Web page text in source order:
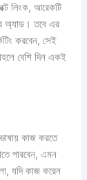
লিংক, আরেকটি
অ্যাড। তবে এর
করবেন, সেই
বেশি দিন একই
কাজ করতে
পারবেন, এমন
যদি কাজ করেন